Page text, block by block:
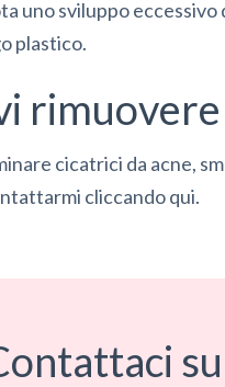
uno sviluppo
plastico.
cicatrici da acne,
cliccando qui.